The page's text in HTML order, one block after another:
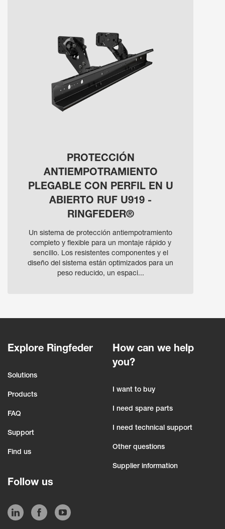
PROTECCIÓN
ANTIEMPOTRAMIENTO
PLEGABLE CON PERFIL EN U
ABIERTO RUF U919 -
RINGFEDER®
Un sistema de protección antiempotramiento
completo y flexible para un montaje rápido y
sencillo. Los resistentes componentes y el
diseño del sistema están optimizados para un
peso reducido, un espaci...
Explore Ringfeder
Solutions
Products
FAQ
Support
Find us
How can we help
you?
I want to buy
I need spare parts
I need technical support
Other questions
Supplier information
Follow us